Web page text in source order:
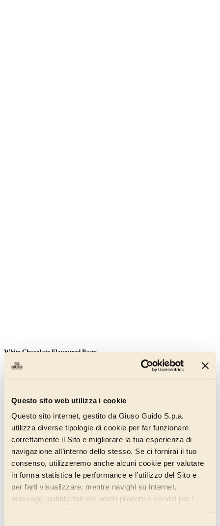
Questo sito web utilizza i cookie
Questo sito internet, gestito da Giuso Guido S.p.a.
utilizza diverse tipologie di cookie per far funzionare
correttamente il Sito e migliorare la tua esperienza di
navigazione all’interno dello stesso. Se ci fornirai il tuo
consenso, utilizzeremo anche alcuni cookie per valutare
in forma statistica le performance e l’utilizzo del Sito e
per farti visualizzare, mentre navighi su internet,
messaggi pubblicitari dei nostri prodotti e servizi per i
White Chocolate Flavoured Paste
011BV130A
finest white chocolate.
Discover more